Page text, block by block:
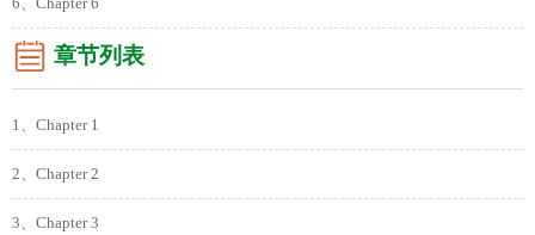
6、Chapter 6
章节列表
1、Chapter 1
2、Chapter 2
3、Chapter 3